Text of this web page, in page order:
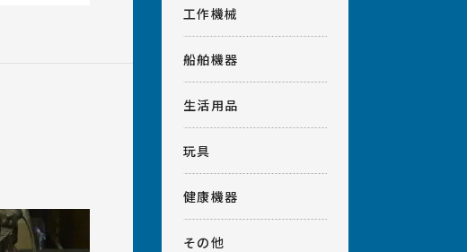
工作機械
船舶機器
生活用品
玩具
健康機器
その他